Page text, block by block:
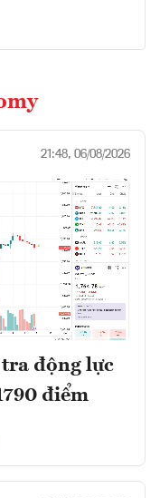
21:48, 06/08/2026
động lực
điểm